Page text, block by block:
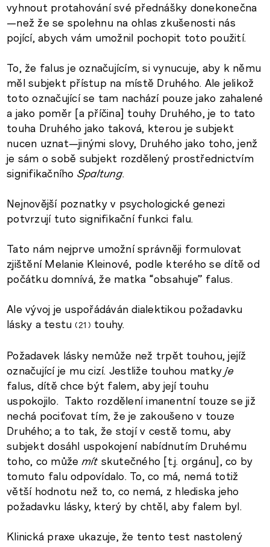
vyhnout protahování své přednášky donekonečna
—než že se spolehnu na ohlas zkušenosti nás
pojící, abych vám umožnil pochopit toto použití.
To, že falus je označujícím, si vynucuje, aby k němu
měl subjekt přístup na místě Druhého. Ale jelikož
toto označující se tam nachází pouze jako zahalené
a jako poměr [a příčina] touhy Druhého, je to tato
touha Druhého jako taková, kterou je subjekt
nucen uznat—jinými slovy, Druhého jako toho, jenž
je sám o sobě subjekt rozdělený prostřednictvím
signifikačního Spaltung.
Nejnovější poznatky v psychologické genezi
potvrzují tuto signifikační funkci falu.
Tato nám nejprve umožní správněji formulovat
zjištění Melanie Kleinové, podle kterého se dítě od
počátku domnívá, že matka “obsahuje” falus.
Ale vývoj je uspořádáván dialektikou požadavku
lásky a testu
21 touhy.
Požadavek lásky nemůže než trpět touhou, jejíž
označující je mu cizí. Jestliže touhou matkyje
falus, dítě chce být falem, aby její touhu
uspokojilo. Takto rozdělení imanentní touze se již
nechá pociťovat tím, že je zakoušeno v touze
Druhého; a to tak, že stojí v cestě tomu, aby
subjekt dosáhl uspokojení nabídnutím Druhému
toho, co může mítskutečného [t.j. orgánu], co by
tomuto falu odpovídalo. To, co má, nemá totiž
větší hodnotu než to, co nemá, z hlediska jeho
požadavku lásky, který by chtěl, aby falem byl.
Klinická praxe ukazuje, že tento test nastolený